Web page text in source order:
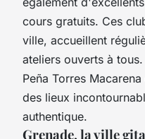
cours gratuits. Ces
ville, accueillent
ateliers ouverts à
Peña Torres
des lieux
authentique.
Grenade, la ville